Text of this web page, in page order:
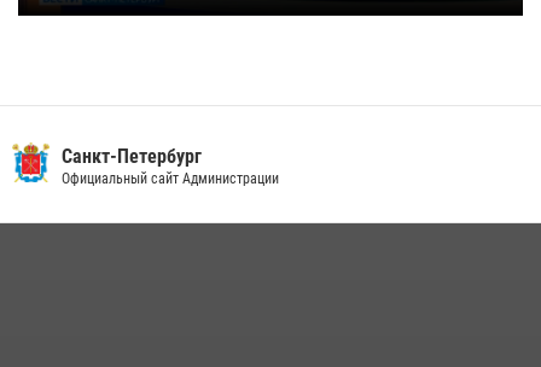
Санкт-Петербург
Официальный сайт Администрации